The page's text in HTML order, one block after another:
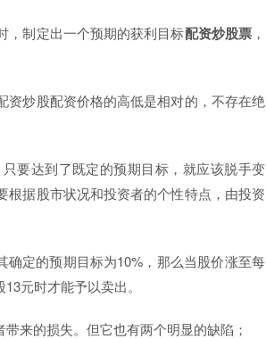
，制定出一个预期的获利目标配资炒股票 ，
炒股配资价格的高低是相对的，不存在绝
要达到了既定的预期目标，就应该脱手变
据股市状况和投资者的个性特点，由投资
定的预期目标为10%，那么当股价涨至每
元时才能予以卖出。
来的损失。但它也有两个明显的缺陷；